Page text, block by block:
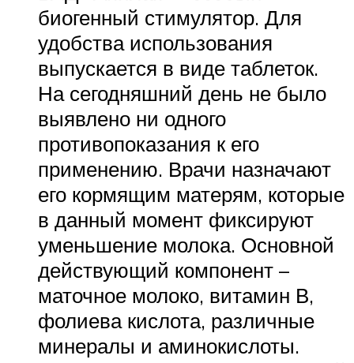
биогенный стимулятор. Для
удобства использования
выпускается в виде таблеток.
На сегодняшний день не было
выявлено ни одного
противопоказания к его
применению. Врачи назначают
его кормящим матерям, которые
в данный момент фиксируют
уменьшение молока. Основной
действующий компонент –
маточное молоко, витамин В,
фолиева кислота, различные
минералы и аминокислоты.